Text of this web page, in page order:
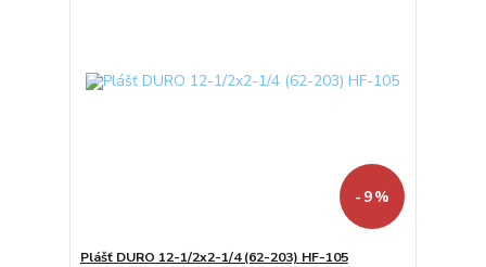
- 9 %
Plášť DURO 12-1/2x2-1/4 (62-203) HF-105